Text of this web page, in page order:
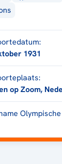
1931
op Zoom,